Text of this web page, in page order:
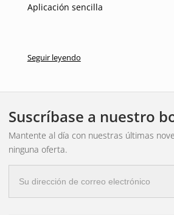
Aplicación sencilla
Seguir leyendo
Suscríbase a nuestro
Mantente al día con nuestras últimas
ninguna oferta.
electrónico